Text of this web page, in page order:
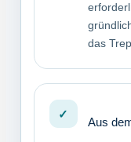
das
Aus